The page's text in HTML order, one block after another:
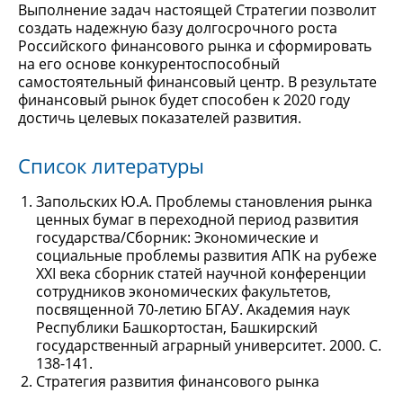
Выполнение задач настоящей Стратегии позволит
создать надежную базу долгосрочного роста
Российского финансового рынка и сформировать
на его основе конкурентоспособный
самостоятельный финансовый центр. В результате
финансовый рынок будет способен к 2020 году
достичь целевых показателей развития.
Список литературы
Запольских Ю.А. Проблемы становления рынка
ценных бумаг в переходной период развития
государства/Сборник: Экономические и
социальные проблемы развития АПК на рубеже
XXI века сборник статей научной конференции
сотрудников экономических факультетов,
посвященной 70-летию БГАУ. Академия наук
Республики Башкортостан, Башкирский
государственный аграрный университет. 2000. С.
138-141.
Стратегия развития финансового рынка